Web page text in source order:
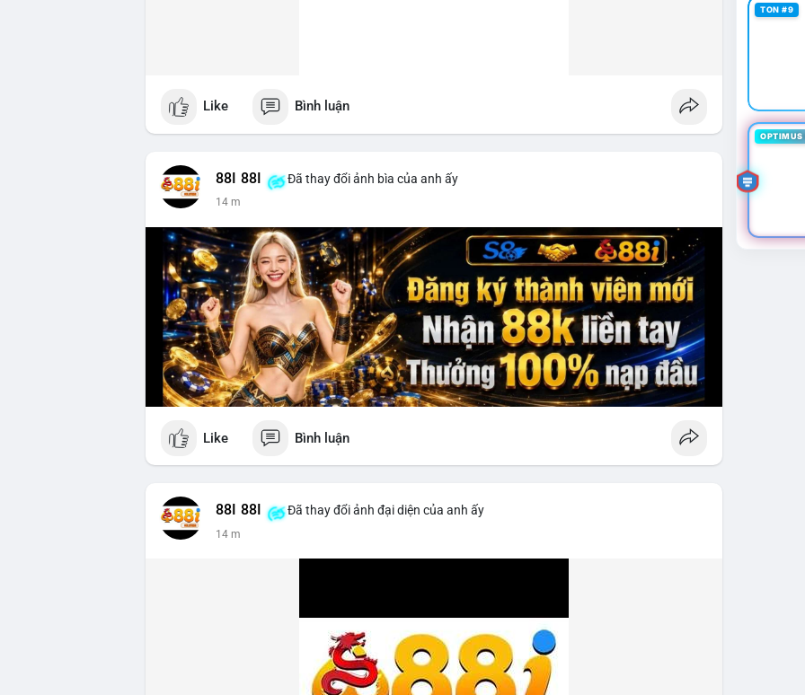
Like Bình luận
88I 88I Đã thay đổi ảnh bìa của anh ấy
14 m
Like Bình luận
88I 88I Đã thay đổi ảnh đại diện của anh ấy
14 m
TON #9
OPTIMUS